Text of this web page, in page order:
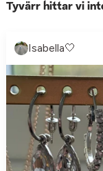
Tyvärr hittar vi
Isabella🤍